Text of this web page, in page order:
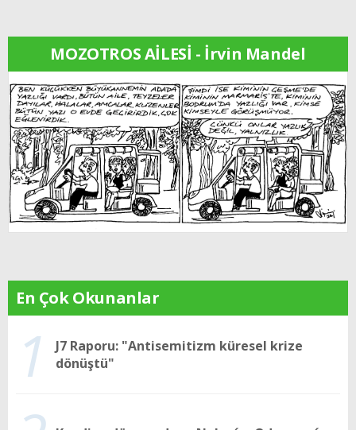
MOZOTROS AİLESİ - İrvin Mandel
En Çok Okunanlar
1
J7 Raporu: "Antisemitizm küresel krize
dönüştü"